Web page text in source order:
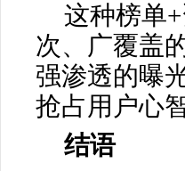
这种榜单
次、广覆盖
强渗透的曝
抢占用户心智
结语